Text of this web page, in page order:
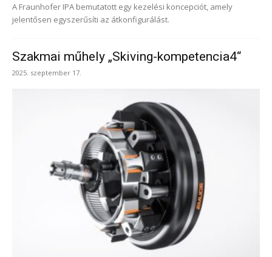
A Fraunhofer IPA bemutatott egy kezelési koncepciót, amely
jelentősen egyszerűsíti az átkonfigurálást.
Szakmai műhely „Skiving-kompetencia4“
2025. szeptember 17.